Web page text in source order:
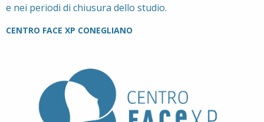
e nei periodi di chiusura dello studio.
CENTRO FACE XP CONEGLIANO